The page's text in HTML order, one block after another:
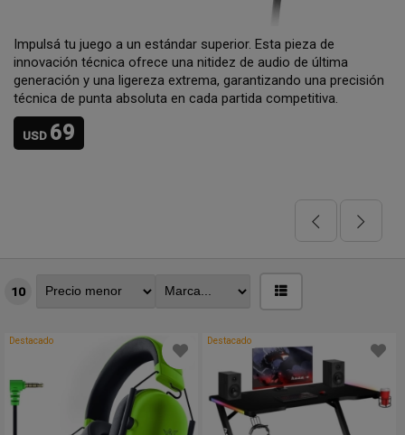
Impulsá tu juego a un estándar superior. Esta pieza de
innovación técnica ofrece una nitidez de audio de última
generación y una ligereza extrema, garantizando una precisión
técnica de punta absoluta en cada partida competitiva.
USD 69
10
Destacado Destacado